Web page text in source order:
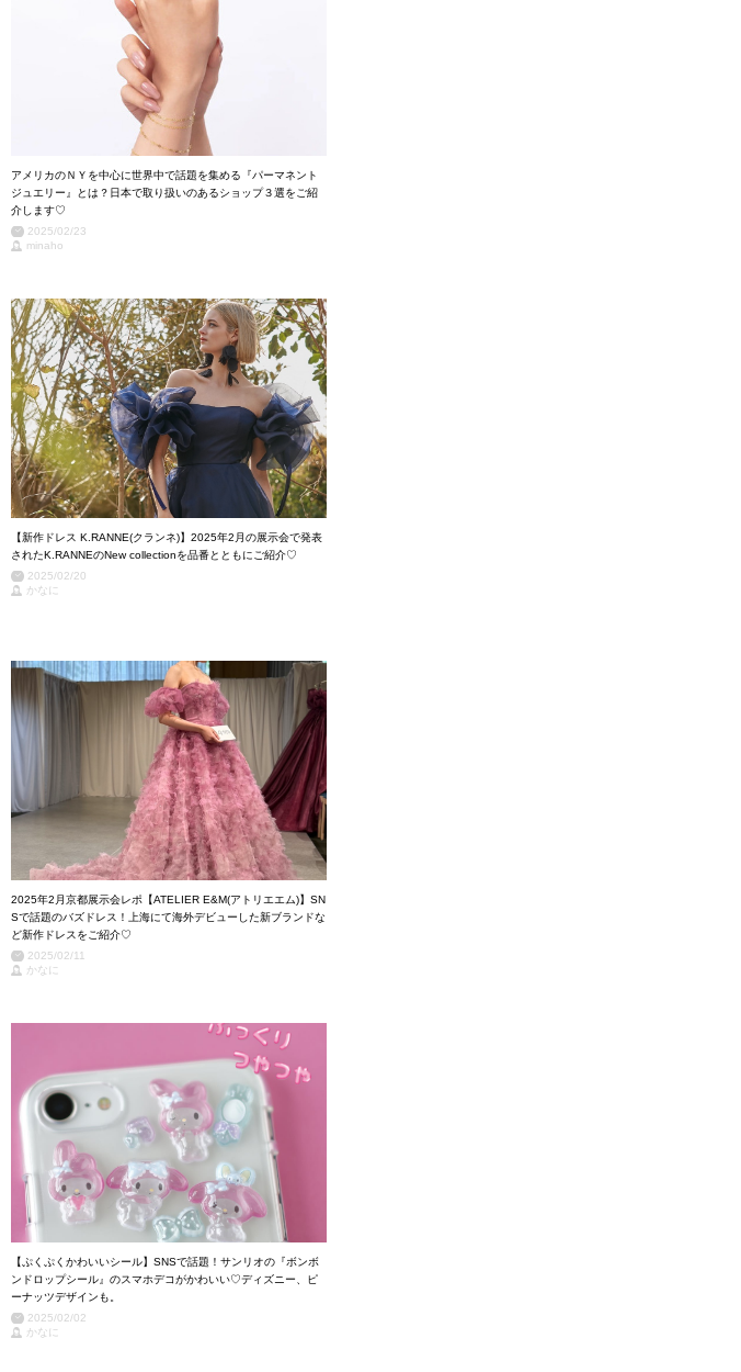
アメリカのＮＹを中心に世界中で話題を集める『パーマネント
ジュエリー』とは？日本で取り扱いのあるショップ３選をご紹
介します♡
2025/02/23
minaho
【新作ドレス K.RANNE(クランネ)】2025年2月の展示会で発表
されたK.RANNEのNew collectionを品番とともにご紹介♡
2025/02/20
かなに
2025年2月京都展示会レポ【ATELIER E&M(アトリエエム)】SN
Sで話題のバズドレス！上海にて海外デビューした新ブランドな
ど新作ドレスをご紹介♡
2025/02/11
かなに
【ぷくぷくかわいいシール】SNSで話題！サンリオの『ボンボ
ンドロップシール』のスマホデコがかわいい♡ディズニー、ピ
ーナッツデザインも。
2025/02/02
かなに